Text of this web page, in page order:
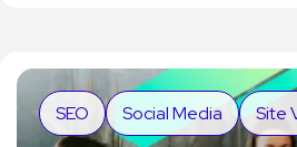
SEO Social Media Site